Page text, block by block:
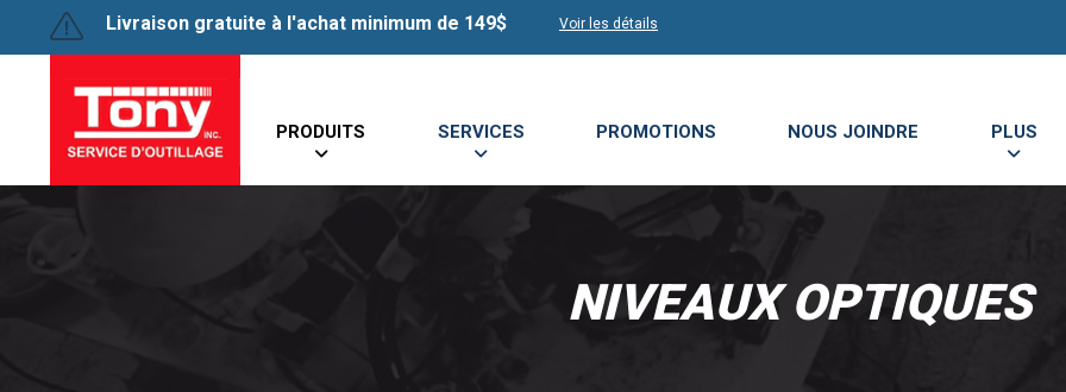
Livraison gratuite à l'achat minimum de 149$ Voir les détails
PRODUITS SERVICES PROMOTIONS NOUS JOINDRE PLUS
NIVEAUX OPTIQUES